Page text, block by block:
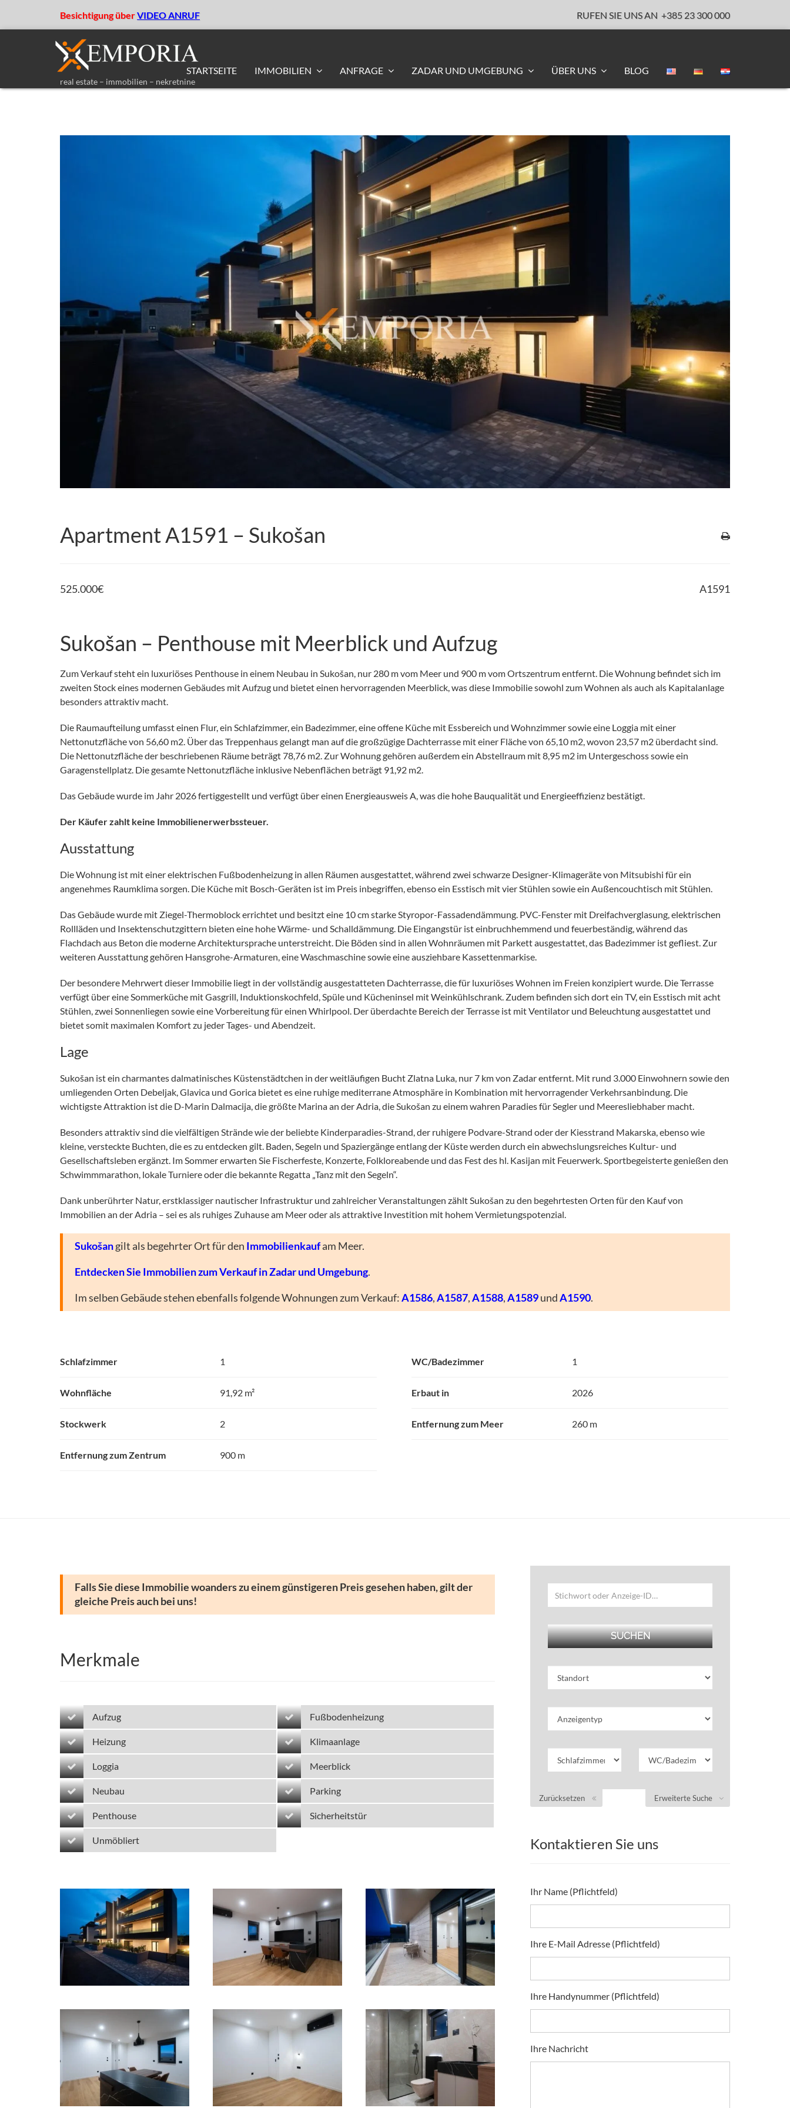
Besichtigung überVIDEO ANRUF RUFEN SIE UNS AN +385 23 300 000
real estate – immobilien – nekretnine
STARTSEITE IMMOBILIEN ANFRAGE ZADAR UND UMGEBUNG ÜBER UNS BLOG
Apartment A1591 – Sukošan
525.000€ A1591
Sukošan – Penthouse mit Meerblick und Aufzug
Zum Verkauf steht ein luxuriöses Penthouse in einem Neubau in Sukošan, nur 280 m vom Meer und 900 m vom Ortszentrum entfernt. Die Wohnung befindet sich im
zweiten Stock eines modernen Gebäudes mit Aufzug und bietet einen hervorragenden Meerblick, was diese Immobilie sowohl zum Wohnen als auch als Kapitalanlage
besonders attraktiv macht.
Die Raumaufteilung umfasst einen Flur, ein Schlafzimmer, ein Badezimmer, eine offene Küche mit Essbereich und Wohnzimmer sowie eine Loggia mit einer
Nettonutzfläche von 56,60 m2. Über das Treppenhaus gelangt man auf die großzügige Dachterrasse mit einer Fläche von 65,10 m2, wovon 23,57 m2 überdacht sind.
Die Nettonutzfläche der beschriebenen Räume beträgt 78,76 m2. Zur Wohnung gehören außerdem ein Abstellraum mit 8,95 m2 im Untergeschoss sowie ein
Garagenstellplatz. Die gesamte Nettonutzfläche inklusive Nebenflächen beträgt 91,92 m2.
Das Gebäude wurde im Jahr 2026 fertiggestellt und verfügt über einen Energieausweis A, was die hohe Bauqualität und Energieeffizienz bestätigt.
Der Käufer zahlt keine Immobilienerwerbssteuer.
Ausstattung
Die Wohnung ist mit einer elektrischen Fußbodenheizung in allen Räumen ausgestattet, während zwei schwarze Designer-Klimageräte von Mitsubishi für ein
angenehmes Raumklima sorgen. Die Küche mit Bosch-Geräten ist im Preis inbegriffen, ebenso ein Esstisch mit vier Stühlen sowie ein Außencouchtisch mit Stühlen.
Das Gebäude wurde mit Ziegel-Thermoblock errichtet und besitzt eine 10 cm starke Styropor-Fassadendämmung. PVC-Fenster mit Dreifachverglasung, elektrischen
Rollläden und Insektenschutzgittern bieten eine hohe Wärme- und Schalldämmung. Die Eingangstür ist einbruchhemmend und feuerbeständig, während das
Flachdach aus Beton die moderne Architektursprache unterstreicht. Die Böden sind in allen Wohnräumen mit Parkett ausgestattet, das Badezimmer ist gefliest. Zur
weiteren Ausstattung gehören Hansgrohe-Armaturen, eine Waschmaschine sowie eine ausziehbare Kassettenmarkise.
Der besondere Mehrwert dieser Immobilie liegt in der vollständig ausgestatteten Dachterrasse, die für luxuriöses Wohnen im Freien konzipiert wurde. Die Terrasse
verfügt über eine Sommerküche mit Gasgrill, Induktionskochfeld, Spüle und Kücheninsel mit Weinkühlschrank. Zudem befinden sich dort ein TV, ein Esstisch mit acht
Stühlen, zwei Sonnenliegen sowie eine Vorbereitung für einen Whirlpool. Der überdachte Bereich der Terrasse ist mit Ventilator und Beleuchtung ausgestattet und
bietet somit maximalen Komfort zu jeder Tages- und Abendzeit.
Lage
Sukošan ist ein charmantes dalmatinisches Küstenstädtchen in der weitläufigen Bucht Zlatna Luka, nur 7 km von Zadar entfernt. Mit rund 3.000 Einwohnern sowie den
umliegenden Orten Debeljak, Glavica und Gorica bietet es eine ruhige mediterrane Atmosphäre in Kombination mit hervorragender Verkehrsanbindung. Die
wichtigste Attraktion ist die D-Marin Dalmacija, die größte Marina an der Adria, die Sukošan zu einem wahren Paradies für Segler und Meeresliebhaber macht.
Besonders attraktiv sind die vielfältigen Strände wie der beliebte Kinderparadies-Strand, der ruhigere Podvare-Strand oder der Kiesstrand Makarska, ebenso wie
kleine, versteckte Buchten, die es zu entdecken gilt. Baden, Segeln und Spaziergänge entlang der Küste werden durch ein abwechslungsreiches Kultur- und
Gesellschaftsleben ergänzt. Im Sommer erwarten Sie Fischerfeste, Konzerte, Folkloreabende und das Fest des hl. Kasijan mit Feuerwerk. Sportbegeisterte genießen den
Schwimmmarathon, lokale Turniere oder die bekannte Regatta „Tanz mit den Segeln“.
Dank unberührter Natur, erstklassiger nautischer Infrastruktur und zahlreicher Veranstaltungen zählt Sukošan zu den begehrtesten Orten für den Kauf von
Immobilien an der Adria – sei es als ruhiges Zuhause am Meer oder als attraktive Investition mit hohem Vermietungspotenzial.
Sukošangilt als begehrter Ort für den Immobilienkaufam Meer.
Entdecken Sie Immobilien zum Verkauf in Zadar und Umgebung.
Im selben Gebäude stehen ebenfalls folgende Wohnungen zum Verkauf:A1586,A1587,A1588,A1589undA1590.
Schlafzimmer 1 WC/Badezimmer 1
Wohnfläche 91,92 m² Erbaut in 2026
Stockwerk 2 Entfernung zum Meer 260 m
Entfernung zum Zentrum 900 m
Falls Sie diese Immobilie woanders zu einem günstigeren Preis gesehen haben, gilt der
gleiche Preis auch bei uns!
Merkmale
Aufzug Fußbodenheizung
Heizung Klimaanlage
Loggia Meerblick
Neubau Parking
Penthouse Sicherheitstür
Unmöbliert
Erweiterte Suche
Zurücksetzen
Kontaktieren Sie uns
Ihr Name (Pflichtfeld)
Ihre E-Mail Adresse (Pflichtfeld)
Ihre Handynummer (Pflichtfeld)
Ihre Nachricht